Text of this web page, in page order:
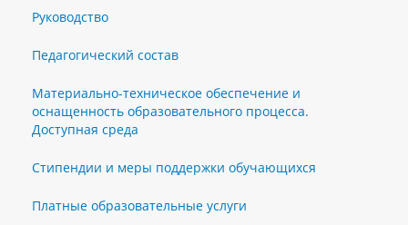
Руководство
Педагогический состав
Материально-техническое обеспечение и
оснащенность образовательного процесса.
Доступная среда
Стипендии и меры поддержки обучающихся
Платные образовательные услуги